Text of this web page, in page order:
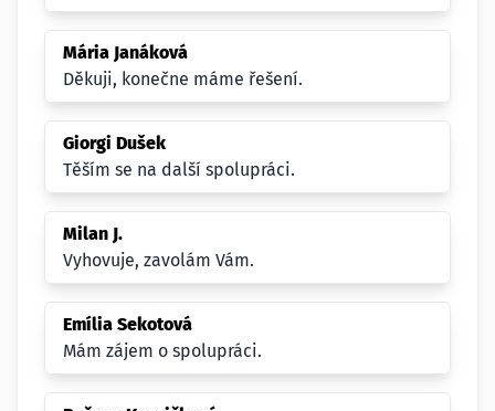
Mária Janáková
Děkuji, konečne máme řešení.
Giorgi Dušek
Těším se na další spolupráci.
Milan J.
Vyhovuje, zavolám Vám.
Emília Sekotová
Mám zájem o spolupráci.